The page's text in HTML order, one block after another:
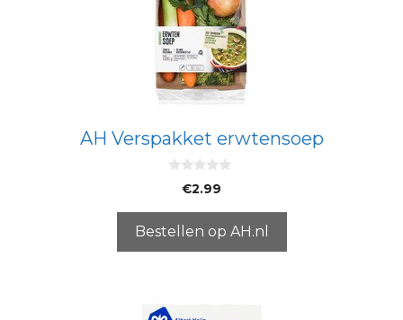
AH Verspakket erwtensoep
5
€2.99
Bestellen op AH.nl